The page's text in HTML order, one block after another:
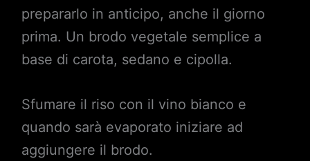
prepararlo in anticipo, anche il giorno
prima. Un brodo vegetale semplice a
base di carota, sedano e cipolla.
Sfumare il riso con il vino bianco e
quando sarà evaporato iniziare ad
aggiungere il brodo.